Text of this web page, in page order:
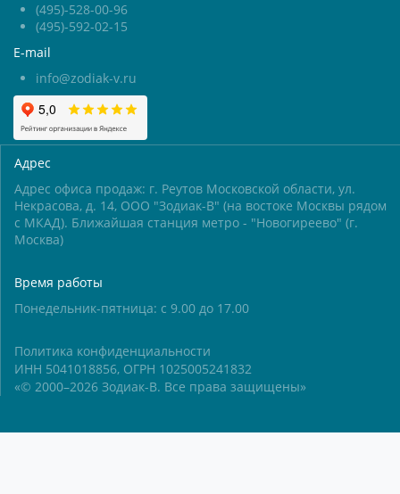
(495)-528-00-96
(495)-592-02-15
E-mail
info@zodiak-v.ru
Адрес
Адрес офиса продаж: г. Реутов Московской области, ул.
Некрасова, д. 14, ООО "Зодиак-В" (на востоке Москвы рядом
с МКАД). Ближайшая станция метро - "Новогиреево" (г.
Москва)
Время работы
Понедельник-пятница: с 9.00 до 17.00
Политика конфиденциальности
ИНН 5041018856, ОГРН 1025005241832
«© 2000–2026 Зодиак-В. Все права защищены»